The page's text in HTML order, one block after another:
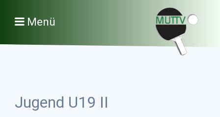
Menü
Jugend U19 II